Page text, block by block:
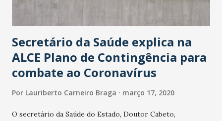
Secretário da Saúde explica na
ALCE Plano de Contingência para
combate ao Coronavírus
Por Lauriberto Carneiro Braga março 17, 2020
O secretário da Saúde do Estado, Doutor Cabeto,